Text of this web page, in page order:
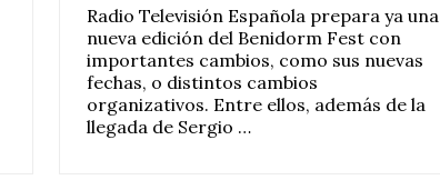
Radio Televisión Española prepara ya una
nueva edición del Benidorm Fest con
importantes cambios, como sus nuevas
fechas, o distintos cambios
organizativos. Entre ellos, además de la
llegada de Sergio …